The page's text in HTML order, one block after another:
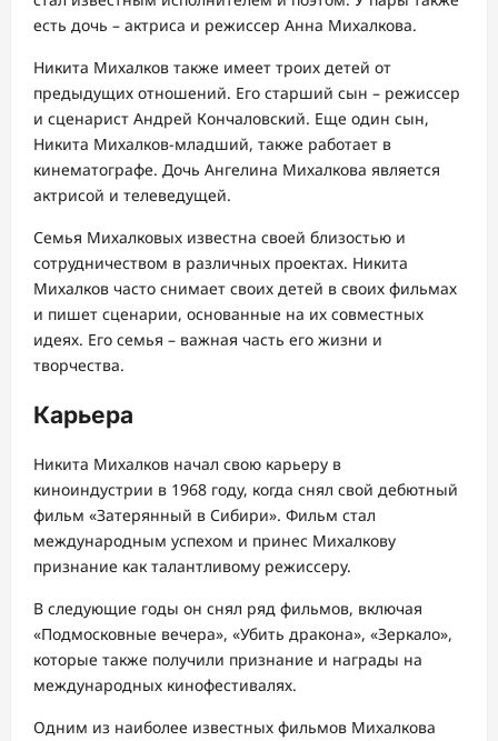
есть дочь – актриса и режиссер Анна Михалкова.
Никита Михалков также имеет троих детей от
предыдущих отношений. Его старший сын – режиссер
и сценарист Андрей Кончаловский. Еще один сын,
Никита Михалков-младший, также работает в
кинематографе. Дочь Ангелина Михалкова является
актрисой и телеведущей.
Семья Михалковых известна своей близостью и
сотрудничеством в различных проектах. Никита
Михалков часто снимает своих детей в своих фильмах
и пишет сценарии, основанные на их совместных
идеях. Его семья – важная часть его жизни и
творчества.
Карьера
Никита Михалков начал свою карьеру в
киноиндустрии в 1968 году, когда снял свой дебютный
фильм «Затерянный в Сибири». Фильм стал
международным успехом и принес Михалкову
признание как талантливому режиссеру.
В следующие годы он снял ряд фильмов, включая
«Подмосковные вечера», «Убить дракона», «Зеркало»,
которые также получили признание и награды на
международных кинофестивалях.
Одним из наиболее известных фильмов Михалкова